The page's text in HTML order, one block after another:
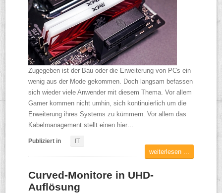
Zugegeben ist der Bau oder die Erweiterung von PCs ein
wenig aus der Mode gekommen. Doch langsam befassen
sich wieder viele Anwender mit diesem Thema. Vor allem
Gamer kommen nicht umhin, sich kontinuierlich um die
Erweiterung ihres Systems zu kümmern. Vor allem das
Kabelmanagement stellt einen hier…
Publiziert in IT
weiterlesen ...
Curved-Monitore in UHD-
Auflösung